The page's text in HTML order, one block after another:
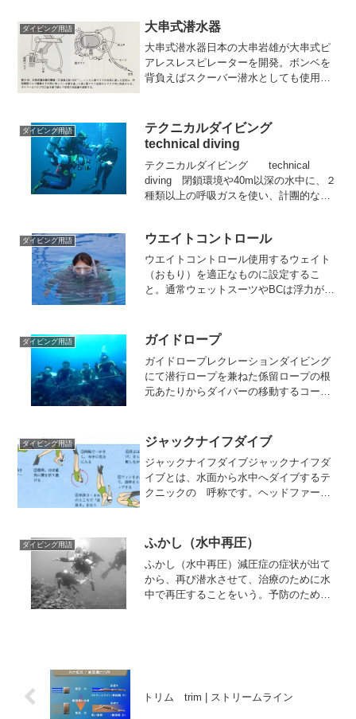
ダイビング用語 大串式潜水器
大串式潜水器日本の大串岩雄が大串式ピ
アレスレスピレーターを開発。ボンベを
背負えばスクーバー潜水としても使用で
フの切り替える。これを使用し地中海の
８０ｍ下に沈没した『八坂丸...
ダイビング用語
テクニカルダイビング
technical diving
テクニカルダイビング technical
diving 閉鎖環境や40m以深の水中に、２
種類以上の呼吸ガスを使い、計團的な滅
での潜水をテクニカルダイピングとはい
わない...
ダイビング用語 ウエイトコントロール
ウエイトコントロール使用するウェイト
（おもり）を適正なものに設定するこ
と。通常ウェットスーツやBCは浮力があ
バーはウェイトベルトにウェイトを付け
ダイビング用語 ガイドロープ
ガイドロープレクレーションダイビング
にて潜行ロープを兼ねた係留ロープの根
元あたりからダイバーの移動するコース
ンドマークすることは迷わないで出発点
に戻る、最も有効な手段で...
ダイビング用語 ジャックナイフダイブ
ジャックナイフダイブジャックナイフダ
イブとは、水面から水中へダイブするテ
クニックの 呼称です。ヘッドファース
げる形態から名づけられている。 ①水
面にうつぶせの状態で、呼吸...
ダイビング用語 ふかし（水中再圧）
ふかし（水中再圧）減圧症の症状が出て
から、再び潜水させて、治療のために水
中で再圧することをいう。予防のための
トリム trim | ストリームライン